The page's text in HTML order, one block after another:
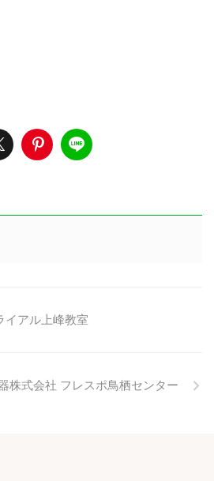
イアル上峰教室
株式会社 フレスポ鳥栖センター